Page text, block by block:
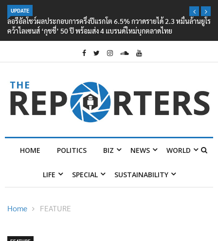
UPDATE
ลอรีอัลโชว์ผลประกอบการครึ่งปีแรกโต 6.5% กวาดรายได้ 2.3 หมื่นล้านยูโร
คว้าไลเซนส์ ‘กุชชี่’ 50 ปี พร้อมส่ง 4 แบรนด์ใหม่บุกตลาดไทย
HOME POLITICS BIZ NEWS WORLD
LIFE SPECIAL SUSTAINABILITY
Home FEATURE